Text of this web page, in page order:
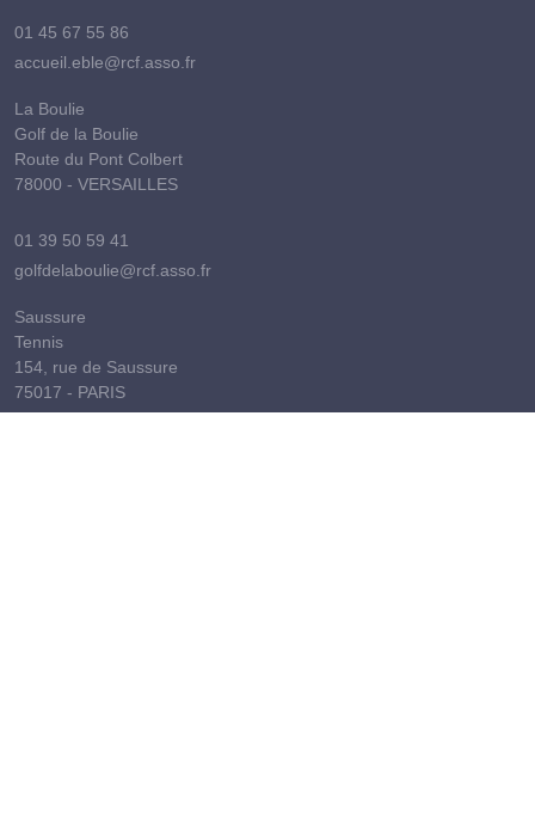
01 45 67 55 86
accueil.eble@rcf.asso.fr
La Boulie
Golf de la Boulie
Route du Pont Colbert
78000 - VERSAILLES
01 39 50 59 41
golfdelaboulie@rcf.asso.fr
Saussure
Tennis
154, rue de Saussure
75017 - PARIS